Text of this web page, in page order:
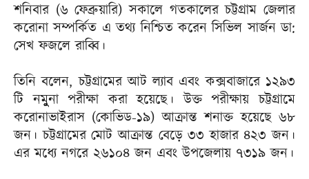
শনিবার (৬ ফেব্রুয়ারি) সকালে গতকালের চট্টগ্রাম জেলার
করোনা সম্পর্কিত এ তথ্য নিশ্চিত করেন সিভিল সার্জন ডা:
সেখ ফজলে রাব্বি।
তিনি বলেন, চট্টগ্রামের আট ল্যাব এবং কক্সবাজারে ১২৯৩
টি নমুুুুনা পরীক্ষা করা হয়েছে। উক্ত পরীক্ষায় চট্টগ্রামে
করোনাভাইরাস (কোভিড-১৯) আক্রান্ত শনাক্ত হয়েছে ৬৮
জন। চট্টগ্রামের মোট আক্রান্ত বেড়ে ৩৩ হাজার ৪২৩ জন।
এর মধ্যে নগরে ২৬১০৪ জন এবং উপজেলায় ৭৩১৯ জন।